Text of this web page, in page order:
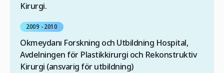
Kirurgi.
2009 - 2010
Okmeydanı Forskning och Utbildning Hospital,
Avdelningen för Plastikkirurgi och Rekonstruktiv
Kirurgi (ansvarig för utbildning)